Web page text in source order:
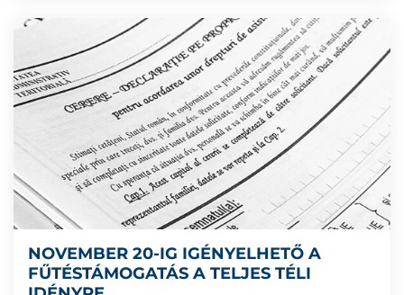
NOVEMBER 20-IG IGÉNYELHETŐ A
FŰTÉSTÁMOGATÁS A TELJES TÉLI